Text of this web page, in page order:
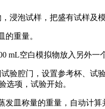
浸泡试样，把盛有试样及
重量。
mL空白模拟物放入另外一
验腔门，设置参考杯、
选项，试验开始。
皿称量的重量，自动计算